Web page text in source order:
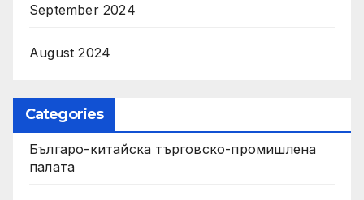
September 2024
August 2024
Categories
Българо-китайска търговско-промишлена
палата